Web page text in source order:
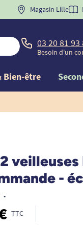
BIENVENUE" pourla
Magasin Lille
03 20 81 93
Besoin d'un
Bien-être
veilleuses
-
•
TTC